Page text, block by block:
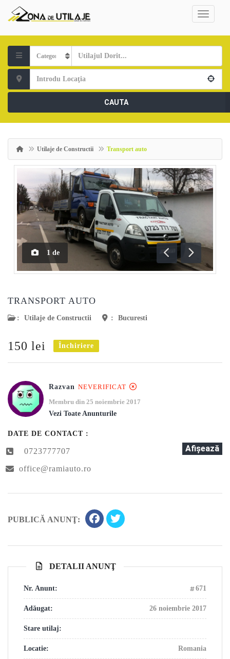
CAUTA
Utilaje de Constructii Transport auto
1 de
Anterioară
TRANSPORT AUTO
: Utilaje de Constructii : Bucuresti
150 lei Închiriere
Razvan NEVERIFICAT
Membru din 25 noiembrie 2017
Vezi Toate Anunturile
DATE DE CONTACT :
0723777707 Afişează
office@ramiauto.ro
PUBLICĂ ANUNŢ:
DETALII ANUNŢ
Nr. Anunt: 671
Adăugat: 26 noiembrie 2017
Stare utilaj:
Locatie: Romania